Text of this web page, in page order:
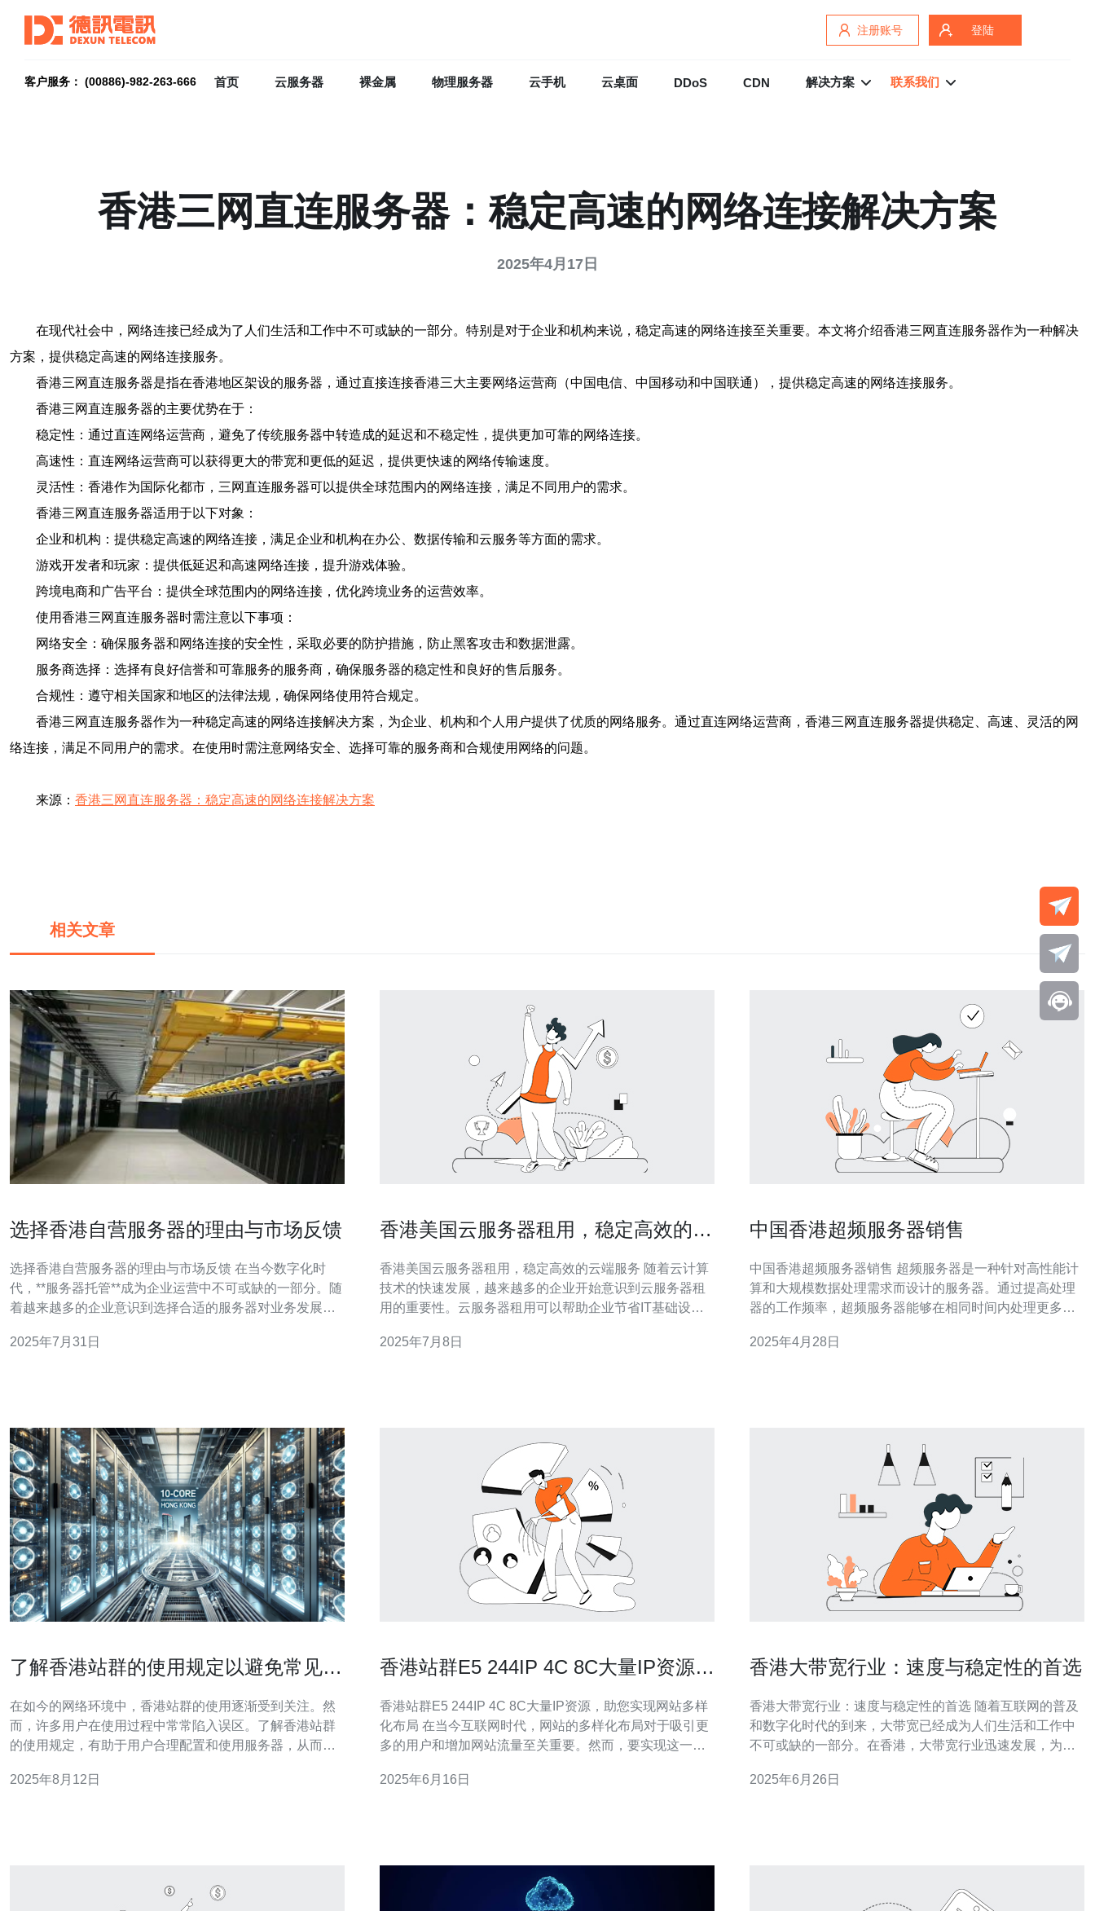
注册账号 登陆
客户服务： (00886)-982-263-666 首页 云服务器 裸金属 物理服务器 云手机 云桌面 DDoS CDN 解决方案 联系我们
香港三网直连服务器：稳定高速的网络连接解决方案
2025年4月17日
在现代社会中，网络连接已经成为了人们生活和工作中不可或缺的一部分。特别是对于企业和机构来说，稳定高速的网络连接至关重要。本文将介绍香港三网直连服务器作为一种解决
方案，提供稳定高速的网络连接服务。
香港三网直连服务器是指在香港地区架设的服务器，通过直接连接香港三大主要网络运营商（中国电信、中国移动和中国联通），提供稳定高速的网络连接服务。
香港三网直连服务器的主要优势在于：
稳定性：通过直连网络运营商，避免了传统服务器中转造成的延迟和不稳定性，提供更加可靠的网络连接。
高速性：直连网络运营商可以获得更大的带宽和更低的延迟，提供更快速的网络传输速度。
灵活性：香港作为国际化都市，三网直连服务器可以提供全球范围内的网络连接，满足不同用户的需求。
香港三网直连服务器适用于以下对象：
企业和机构：提供稳定高速的网络连接，满足企业和机构在办公、数据传输和云服务等方面的需求。
游戏开发者和玩家：提供低延迟和高速网络连接，提升游戏体验。
跨境电商和广告平台：提供全球范围内的网络连接，优化跨境业务的运营效率。
使用香港三网直连服务器时需注意以下事项：
网络安全：确保服务器和网络连接的安全性，采取必要的防护措施，防止黑客攻击和数据泄露。
服务商选择：选择有良好信誉和可靠服务的服务商，确保服务器的稳定性和良好的售后服务。
合规性：遵守相关国家和地区的法律法规，确保网络使用符合规定。
香港三网直连服务器作为一种稳定高速的网络连接解决方案，为企业、机构和个人用户提供了优质的网络服务。通过直连网络运营商，香港三网直连服务器提供稳定、高速、灵活的网
络连接，满足不同用户的需求。在使用时需注意网络安全、选择可靠的服务商和合规使用网络的问题。
来源： 香港三网直连服务器：稳定高速的网络连接解决方案
相关文章
选择香港自营服务器的理由与市场反馈
选择香港自营服务器的理由与市场反馈 在当今数字化时
代，**服务器托管**成为企业运营中不可或缺的一部分。随
着越来越多的企业意识到选择合适的服务器对业务发展的
入分析选择香港自营服务器的理由，并结合市场反馈，帮
2025年7月31日
香港美国云服务器租用，稳定高效的云
香港美国云服务器租用，稳定高效的云端服务 随着云计算
技术的快速发展，越来越多的企业开始意识到云服务器租
用的重要性。云服务器租用可以帮助企业节省IT基础设施
的能力。 香港和美国作为国际化城市，拥有发达的互联网
2025年7月8日
中国香港超频服务器销售
中国香港超频服务器销售 超频服务器是一种针对高性能计
算和大规模数据处理需求而设计的服务器。通过提高处理
器的工作频率，超频服务器能够在相同时间内处理更多的
和商业中心，拥有发达的信息技术产业和先进的网络基础
2025年4月28日
了解香港站群的使用规定以避免常见误
在如今的网络环境中，香港站群的使用逐渐受到关注。然
而，许多用户在使用过程中常常陷入误区。了解香港站群
的使用规定，有助于用户合理配置和使用服务器，从而提
定，并推荐德讯电讯作为优质的服务提供商。 香港站群是
2025年8月12日
香港站群E5 244IP 4C 8C大量IP资源，
香港站群E5 244IP 4C 8C大量IP资源，助您实现网站多样
化布局 在当今互联网时代，网站的多样化布局对于吸引更
多的用户和增加网站流量至关重要。然而，要实现这一目
提供了丰富的IP资源，助您实现网站多样化布局。 香港站
2025年6月16日
香港大带宽行业：速度与稳定性的首选
香港大带宽行业：速度与稳定性的首选 随着互联网的普及
和数字化时代的到来，大带宽已经成为人们生活和工作中
不可或缺的一部分。在香港，大带宽行业迅速发展，为用
讨香港大带宽行业的现状和优势。 香港是亚洲乃至全球最
2025年6月26日